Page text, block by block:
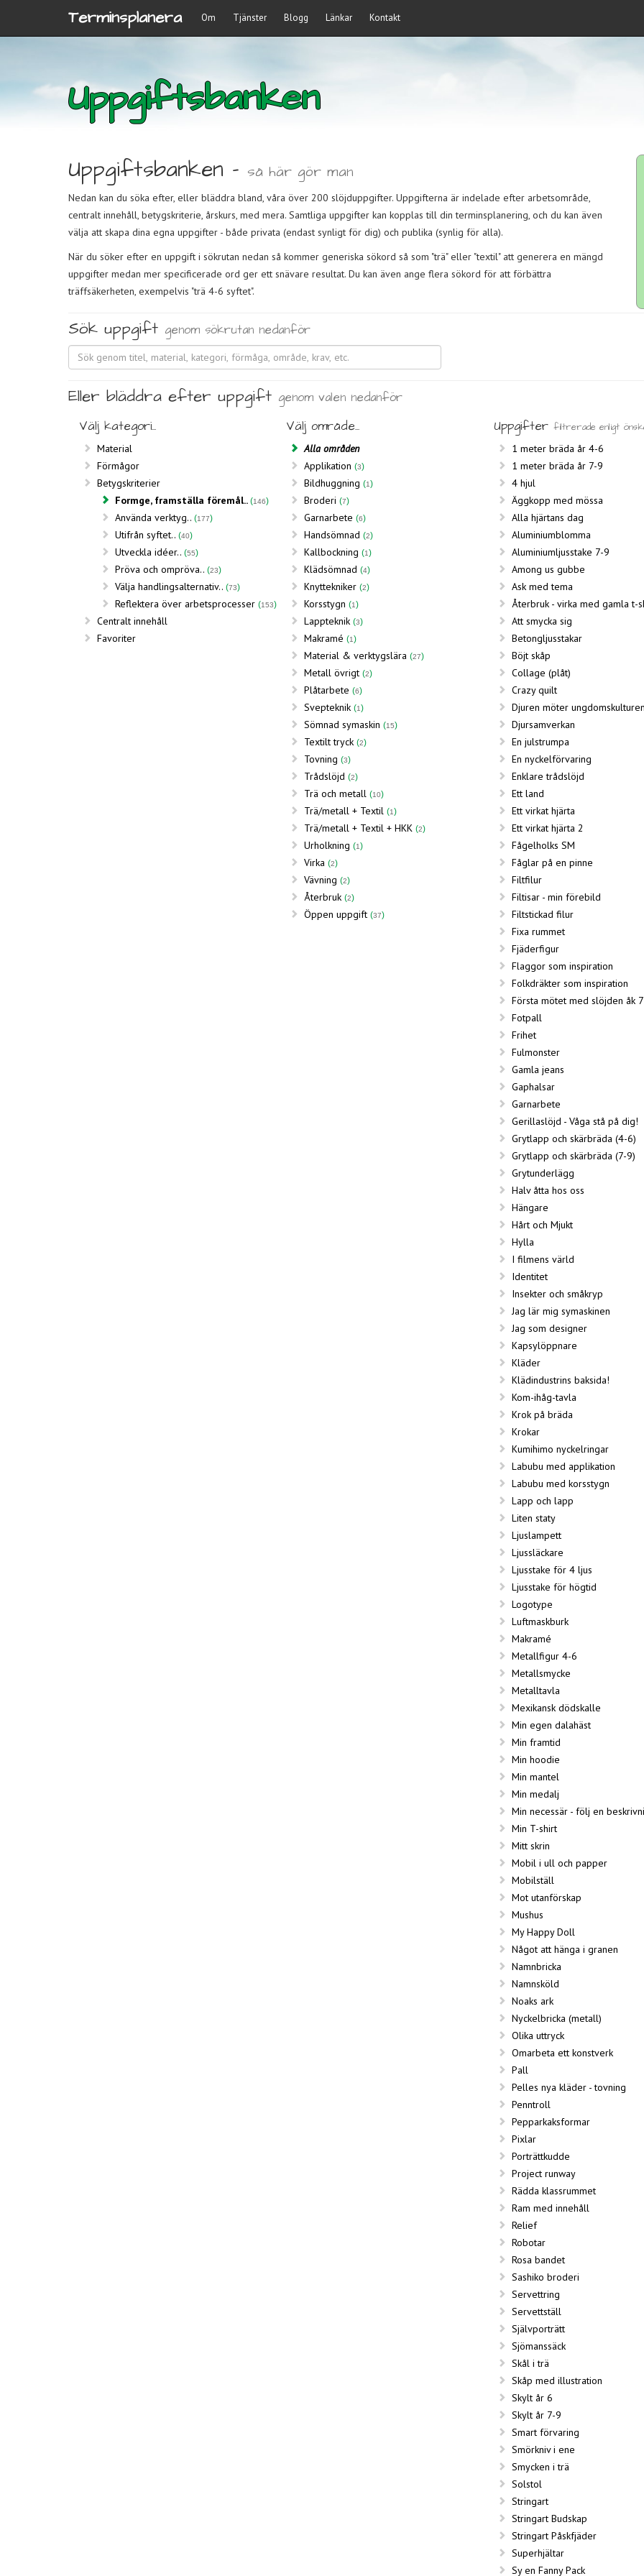
Terminsplanera Om Tjänster Blogg Länkar Kontakt
Uppgiftsbanken
Uppgiftsbanken - så här gör man
Nedan kan du söka efter, eller bläddra bland, våra över 200 slöjduppgifter. Uppgifterna är indelade efter arbetsområde,
centralt innehåll, betygskriterie, årskurs, med mera. Samtliga uppgifter kan kopplas till din terminsplanering, och du kan även
välja att skapa dina egna uppgifter - både privata (endast synligt för dig) och publika (synlig för alla).
När du söker efter en uppgift i sökrutan nedan så kommer generiska sökord så som "trä" eller "textil" att generera en mängd
uppgifter medan mer specificerade ord ger ett snävare resultat. Du kan även ange flera sökord för att förbättra
träffsäkerheten, exempelvis "trä 4-6 syftet".
Sök uppgift genom sökrutan nedanför
Eller bläddra efter uppgift genom valen nedanför
Välj kategori...
Material
Förmågor
Betygskriterier
Formge, framställa föremål..
146
Använda verktyg.. 177
Utifrån syftet.. 40
Utveckla idéer.. 55
Pröva och ompröva.. 23
Välja handlingsalternativ.. 73
Reflektera över arbetsprocesser 153
Centralt innehåll
Favoriter
Välj område...
Alla områden
Applikation
3
Bildhuggning 1
Broderi 7
Garnarbete 6
Handsömnad 2
Kallbockning 1
Klädsömnad 4
Knyttekniker 2
Korsstygn 1
Lappteknik 3
Makramé 1
Material & verktygslära 27
Metall övrigt 2
Plåtarbete 6
Svepteknik 1
Sömnad symaskin 15
Textilt tryck 2
Tovning 3
Trådslöjd 2
Trä och metall 10
Trä/metall + Textil 1
Trä/metall + Textil + HKK 2
Urholkning 1
Virka 2
Vävning 2
Återbruk 2
Öppen uppgift 37
Uppgifter filtrerade enligt
1 meter bräda år 4-6
1 meter bräda år 7-9
4 hjul
Äggkopp med mössa
Alla hjärtans dag
Aluminiumblomma
Aluminiumljusstake 7-9
Among us gubbe
Ask med tema
Återbruk - virka med gamla t-
Att smycka sig
Betongljusstakar
Böjt skåp
Collage (plåt)
Crazy quilt
Djuren möter
Djursamverkan
En julstrumpa
En nyckelförvaring
Enklare trådslöjd
Ett land
Ett virkat hjärta
Ett virkat hjärta 2
Fågelholks SM
Fåglar på en pinne
Filtfilur
Filtisar - min förebild
Filtstickad filur
Fixa rummet
Fjäderfigur
Flaggor som inspiration
Folkdräkter som inspiration
Första mötet med slöjden åk
Fotpall
Frihet
Fulmonster
Gamla jeans
Gaphalsar
Garnarbete
Gerillaslöjd - Våga stå på dig!
Grytlapp och skärbräda (4-6)
Grytlapp och skärbräda (7-9)
Grytunderlägg
Halv åtta hos oss
Hängare
Hårt och Mjukt
Hylla
I filmens värld
Identitet
Insekter och småkryp
Jag lär mig symaskinen
Jag som designer
Kapsylöppnare
Kläder
Klädindustrins baksida!
Kom-ihåg-tavla
Krok på bräda
Krokar
Kumihimo nyckelringar
Labubu med applikation
Labubu med korsstygn
Lapp och lapp
Liten staty
Ljuslampett
Ljussläckare
Ljusstake för 4 ljus
Ljusstake för högtid
Logotype
Luftmaskburk
Makramé
Metallfigur 4-6
Metallsmycke
Metalltavla
Mexikansk dödskalle
Min egen dalahäst
Min framtid
Min hoodie
Min mantel
Min medalj
Min necessär - följ en
Min T-shirt
Mitt skrin
Mobil i ull och papper
Mobilställ
Mot utanförskap
Mushus
My Happy Doll
Något att hänga i granen
Namnbricka
Namnsköld
Noaks ark
Nyckelbricka (metall)
Olika uttryck
Omarbeta ett konstverk
Pall
Pelles nya kläder - tovning
Penntroll
Pepparkaksformar
Pixlar
Porträttkudde
Project runway
Rädda klassrummet
Ram med innehåll
Relief
Robotar
Rosa bandet
Sashiko broderi
Servettring
Servettställ
Självporträtt
Sjömanssäck
Skål i trä
Skåp med illustration
Skylt år 6
Skylt år 7-9
Smart förvaring
Smörkniv i ene
Smycken i trä
Solstol
Stringart
Stringart Budskap
Stringart Påskfjäder
Superhjältar
Sy en Fanny Pack